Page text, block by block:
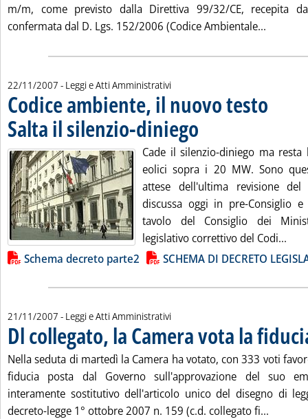
m/m, come previsto dalla Direttiva 99/32/CE, recepita
confermata dal D. Lgs. 152/2006 (Codice Ambientale...
22/11/2007 - Leggi e Atti Amministrativi
Codice ambiente, il nuovo testo
Salta il silenzio-diniego
Cade il silenzio-diniego ma
eolici sopra i 20 MW. Sono
attese dell'ultima revisione del
discussa oggi in pre-Consiglio
tavolo del Consiglio dei
legislativo correttivo del Codi...
Lista allegati PDF alla notizia
Schema decreto parte2 SCHEMA DI DECRETO
21/11/2007 - Leggi e Atti Amministrativi
Dl collegato, la Camera vota la
Nella seduta di martedì la Camera ha votato, con 333 voti
fiducia posta dal Governo sull'approvazione del suo
interamente sostitutivo dell'articolo unico del disegno di
decreto-legge 1° ottobre 2007 n. 159 (c.d. collegato fi...